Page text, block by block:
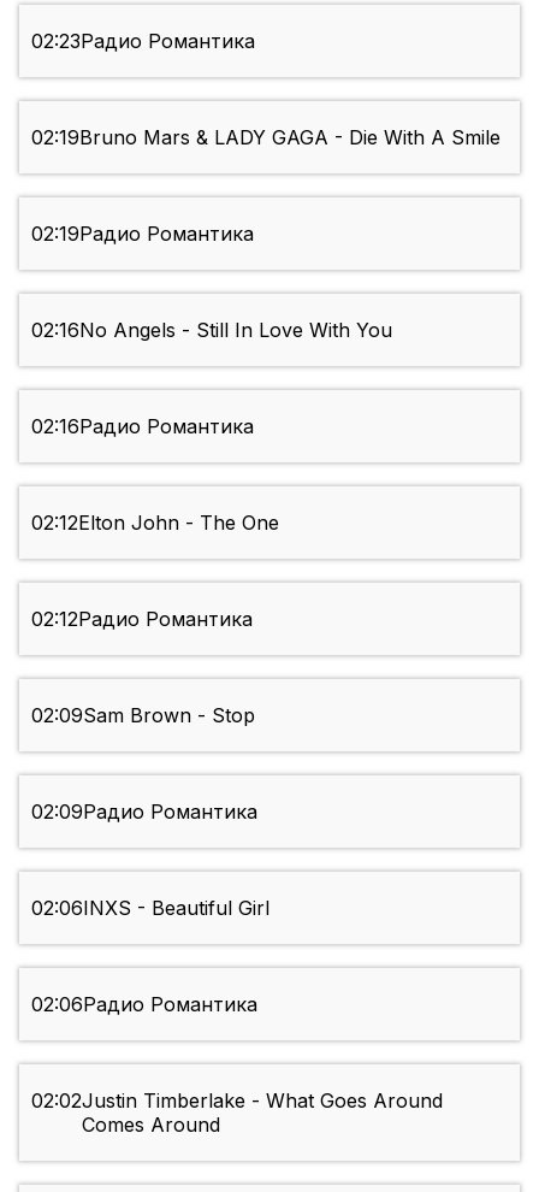
02:23Радио Романтика
02:19Bruno Mars & LADY GAGA - Die With A Smile
02:19Радио Романтика
02:16No Angels - Still In Love With You
02:16Радио Романтика
02:12Elton John - The One
02:12Радио Романтика
02:09Sam Brown - Stop
02:09Радио Романтика
02:06INXS - Beautiful Girl
02:06Радио Романтика
02:02Justin Timberlake - What Goes Around
Comes Around